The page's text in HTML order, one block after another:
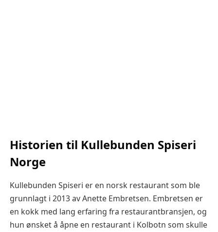
Historien til Kullebunden Spiseri
Norge
Kullebunden Spiseri er en norsk restaurant som ble
grunnlagt i 2013 av Anette Embretsen. Embretsen er
en kokk med lang erfaring fra restaurantbransjen, og
hun ønsket å åpne en restaurant i Kolbotn som skulle